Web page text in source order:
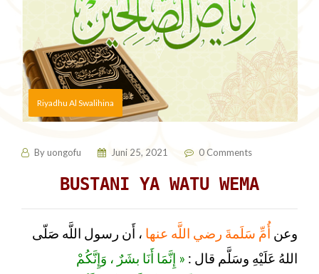
Riyadhu Al Swalihina
Byuongofu Juni 25, 2021 0 Comments
BUSTANI YA WATU WEMA
وعن أُمِّ سَلَمةَ رضي اللَّه عنها ، أَن رسول اللَّه صَلّى
اللهُ عَلَيْهِ وسَلَّم قال : « إِنَّمَا أَنَا بشَرٌ ، وَإِنَّكُمْ